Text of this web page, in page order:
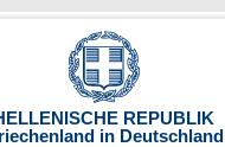
REPUBLIK
in Deutschland